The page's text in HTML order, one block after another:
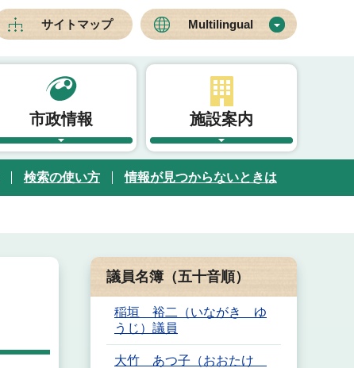
サイトマップ Multilingual
市政情報 施設案内
検索の使い方 情報が見つからないときは
議員名簿（五十音順）
稲垣 裕二（いながき ゆ
うじ）議員
大竹 あつ子（おおたけ